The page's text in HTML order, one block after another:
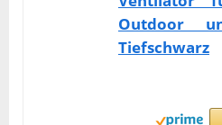
Outdoor
Tiefschwarz